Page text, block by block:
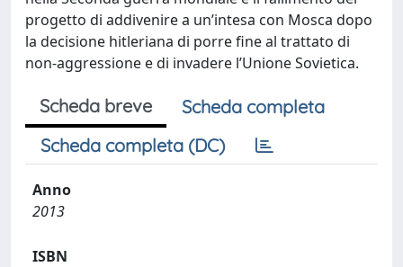
progetto di addivenire a un’intesa con Mosca dopo
la decisione hitleriana di porre fine al trattato di
non-aggressione e di invadere l’Unione Sovietica.
Scheda breve
Scheda completa
Scheda completa (DC)
Anno
2013
ISBN